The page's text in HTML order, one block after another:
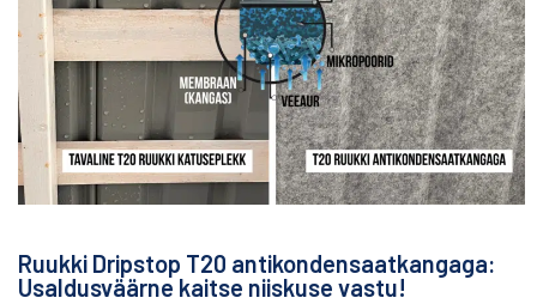
Ruukki Dripstop T20 antikondensaatkangaga:
Usaldusväärne kaitse niiskuse vastu!